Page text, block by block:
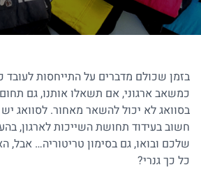
בזמן שכולם מדברים על התייחסות לעובד
כמשאב ארגוני, אם תשאלו אותנו, גם
בסוואג לא יכול להשאר מאחור. לסוואג
חשוב בעידוד תחושת השייכות לארגון,
שלכם ובואו, גם בסימון טריטוריה… אבל,
כל כך גנרי?